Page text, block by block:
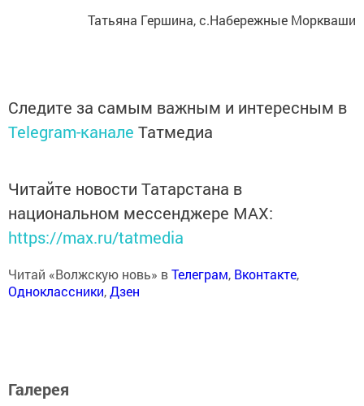
Татьяна Гершина, с.Набережные Моркваши
Следите за самым важным и интересным в
Telegram-канале Татмедиа
Читайте новости Татарстана в
национальном мессенджере MАХ:
https://max.ru/tatmedia
Читай «Волжскую новь» вТелеграм, Вконтакте,
Одноклассники,Дзен
Галерея